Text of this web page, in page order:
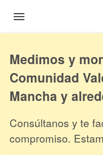
menu
Medimos y
Comunidad
Mancha y
Consúltanos y te
compromiso.